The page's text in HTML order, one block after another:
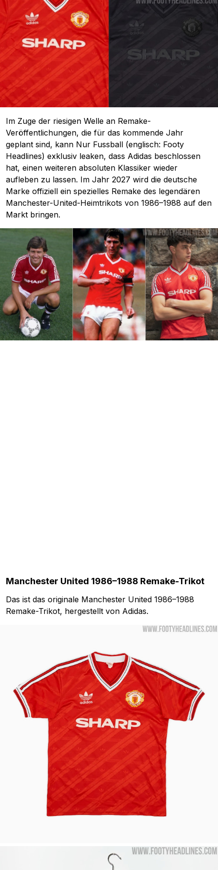
Im Zuge der riesigen Welle an Remake-
Veröffentlichungen, die für das kommende Jahr
geplant sind, kann Nur Fussball (englisch: Footy
Headlines) exklusiv leaken, dass Adidas beschlossen
hat, einen weiteren absoluten Klassiker wieder
aufleben zu lassen. Im Jahr 2027 wird die deutsche
Marke offiziell ein spezielles Remake des legendären
Manchester-United-Heimtrikots von 1986–1988 auf den
Markt bringen.
Manchester United 1986–1988 Remake-Trikot
Das ist das originale Manchester United 1986–1988
Remake-Trikot, hergestellt von Adidas.